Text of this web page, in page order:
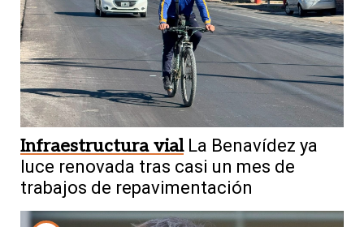
Infraestructura vial La Benavídez ya
luce renovada tras casi un mes de
trabajos de repavimentación